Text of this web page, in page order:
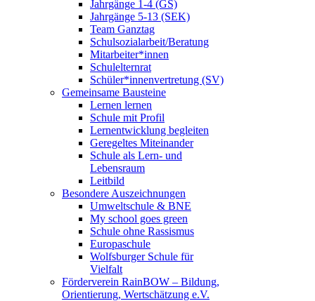
Jahrgänge 1-4 (GS)
Jahrgänge 5-13 (SEK)
Team Ganztag
Schulsozialarbeit/Beratung
Mitarbeiter*innen
Schulelternrat
Schüler*innenvertretung (SV)
Gemeinsame Bausteine
Lernen lernen
Schule mit Profil
Lernentwicklung begleiten
Geregeltes Miteinander
Schule als Lern- und
Lebensraum
Leitbild
Besondere Auszeichnungen
Umweltschule & BNE
My school goes green
Schule ohne Rassismus
Europaschule
Wolfsburger Schule für
Vielfalt
Förderverein RainBOW – Bildung,
Orientierung, Wertschätzung e.V.